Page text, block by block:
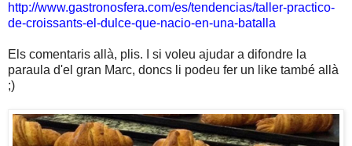
http://www.gastronosfera.com/es/tendencias/taller-practico-
de-croissants-el-dulce-que-nacio-en-una-batalla
Els comentaris allà, plis. I si voleu ajudar a difondre la
paraula d'el gran Marc, doncs li podeu fer un like també allà
;)